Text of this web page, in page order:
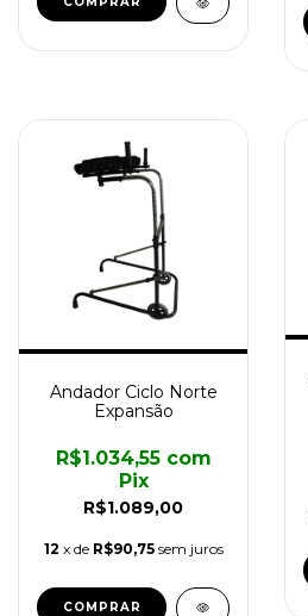
Andador Ciclo Norte
Expansão
R$1.089,00
R$1.034,55 com
Pix
12 x de R$90,75 sem juros
COMPRAR